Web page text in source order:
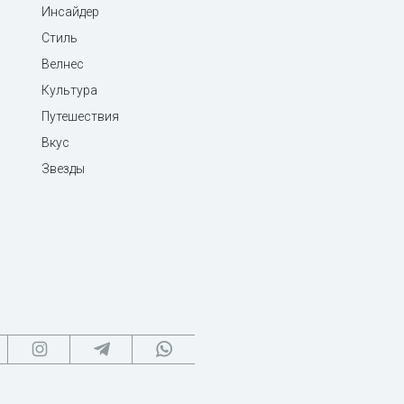
Инсайдер
Стиль
Велнес
Культура
Путешествия
Вкус
Звезды